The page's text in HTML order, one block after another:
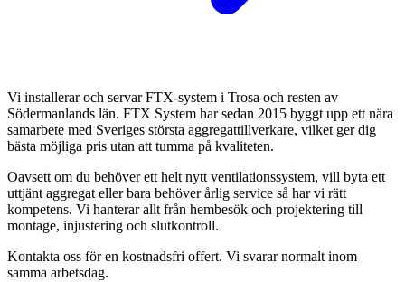
Vi installerar och servar FTX-system i Trosa och resten av
Södermanlands län. FTX System har sedan 2015 byggt upp ett nära
samarbete med Sveriges största aggregattillverkare, vilket ger dig
bästa möjliga pris utan att tumma på kvaliteten.
Oavsett om du behöver ett helt nytt ventilationssystem, vill byta ett
uttjänt aggregat eller bara behöver årlig service så har vi rätt
kompetens. Vi hanterar allt från hembesök och projektering till
montage, injustering och slutkontroll.
Kontakta oss för en kostnadsfri offert. Vi svarar normalt inom
samma arbetsdag.